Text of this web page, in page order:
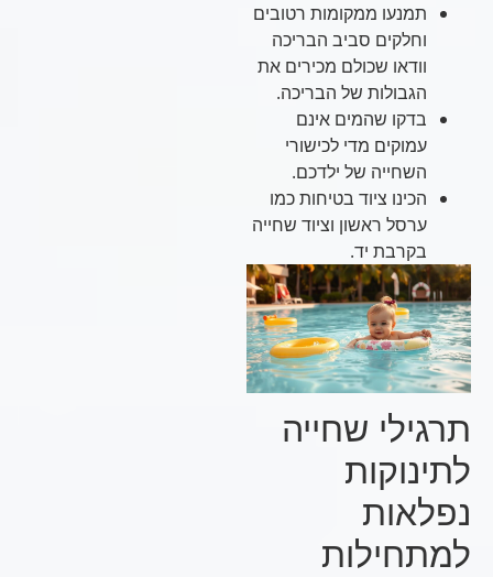
תמנעו ממקומות רטובים
וחלקים סביב הבריכה
וודאו שכולם מכירים את
הגבולות של הבריכה.
בדקו שהמים אינם
עמוקים מדי לכישורי
השחייה של ילדכם.
הכינו ציוד בטיחות כמו
ערסל ראשון וציוד שחייה
בקרבת יד.
תרגילי שחייה
לתינוקות
נפלאות
למתחילות